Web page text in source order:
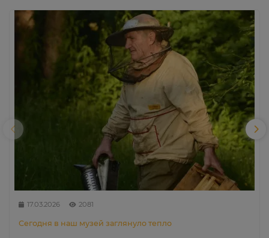
17.03.2026 2081
Сегодня в наш музей заглянуло тепло